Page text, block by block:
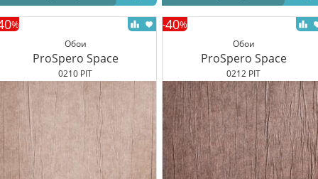
Обои
ProSpero Space
0210 PIT
%
Обои
ProSpero Space
0212 PIT
-40%